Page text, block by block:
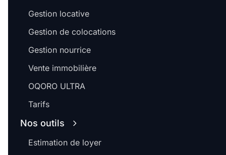
Gestion locative
Gestion de colocations
Gestion nourrice
Vente immobilière
OQORO ULTRA
Tarifs
Nos outils
Estimation de loyer